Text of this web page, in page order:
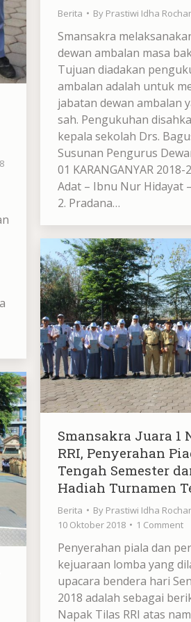
Berita By Prastiwi Idha
Smansakra
dewan ambalan masa
Tujuan diadakan
ambalan adalah untuk
jabatan dewan ambalan
sah. Pengukuhan
kepala sekolah Drs.
Susunan Pengurus
01 KARANGANYAR
Adat – Ibnu Nur Hidayat
2. Pradana…
Smansakra Juara 1
RRI, Penyerahan
Tengah Semester
Hadiah Turnamen
Berita By Prastiwi Idha
10 Oktober 2018
1 Comment
Penyerahan piala dan
kejuaraan lomba yang
upacara bendera hari
2018 adalah sebagai
Napak Tilas RRI atas